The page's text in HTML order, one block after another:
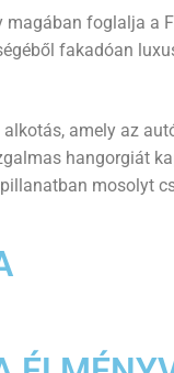
magában foglalja
fakadóan
amely az
hangorgiát
mosolyt